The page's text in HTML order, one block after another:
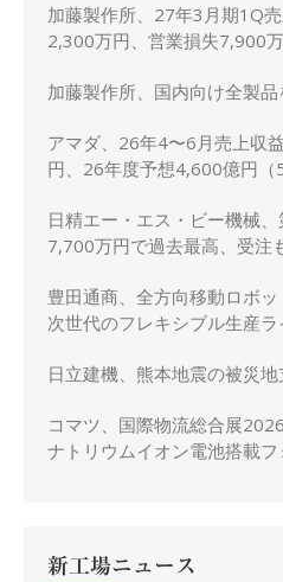
加藤製作所、27年3月期1Q
2,300万円、営業損失7,900
加藤製作所、国内向け全製
アマダ、26年4〜6月売上収
円、26年度予想4,600億円（
日精エー・エス・ビー機械
7,700万円で過去最高、受注
豊田通商、全方向移動ロボッ
次世代のフレキシブル生産
日立建機、熊本地震の被災
コマツ、国際物流総合展
ナトリウムイオン電池搭載
新工場ニュース